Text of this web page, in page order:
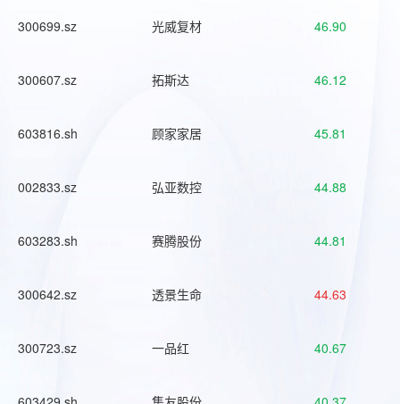
300699.sz 光威复材 46.90
300607.sz 拓斯达 46.12
603816.sh 顾家家居 45.81
002833.sz 弘亚数控 44.88
603283.sh 赛腾股份 44.81
300642.sz 透景生命 44.63
300723.sz 一品红 40.67